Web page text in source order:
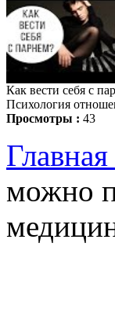
Как вести себя с
Психология
Просмотры : 43
можно